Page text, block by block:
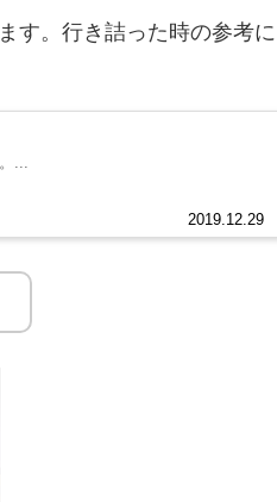
す。行き詰った時の参考に
2019.12.29
...